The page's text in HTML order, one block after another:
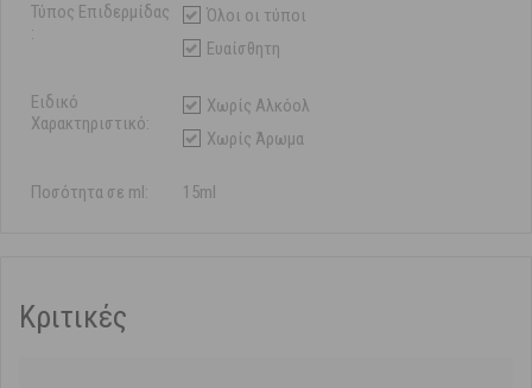
Τύπος Επιδερμίδας
:
Όλοι οι τύποι
Ευαίσθητη
Ειδικό
Χαρακτηριστικό:
Χωρίς Αλκόολ
Χωρίς Άρωμα
Ποσότητα σε ml: 15ml
Κριτικές